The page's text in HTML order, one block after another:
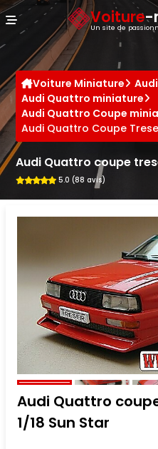
Voiture-
Un site de
Voiture Miniature
Audi Quattro miniature
Audi Quattro Coupe
Audi Quattro Coupe
Audi Quattro coupe
5.0 (88 avis)
Audi Quattro
1/18 Sun Star
Panneau de gestion des cookies